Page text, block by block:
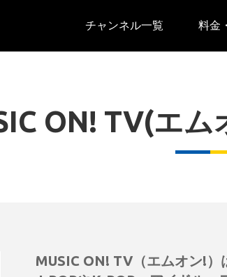
チャンネル一覧 料金
ON! TV(エム
MUSIC ON! TV（エムオン!）